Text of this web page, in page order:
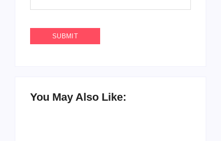
You May Also Like: